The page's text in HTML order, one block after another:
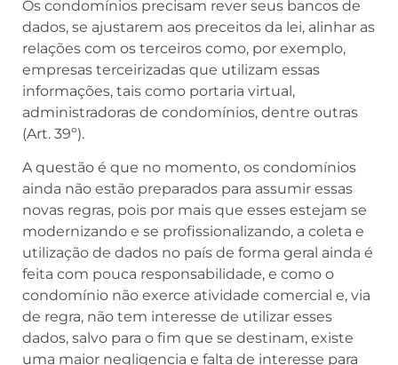
Os condomínios precisam rever seus bancos de
dados, se ajustarem aos preceitos da lei, alinhar as
relações com os terceiros como, por exemplo,
empresas terceirizadas que utilizam essas
informações, tais como portaria virtual,
administradoras de condomínios, dentre outras
(Art. 39º).
A questão é que no momento, os condomínios
ainda não estão preparados para assumir essas
novas regras, pois por mais que esses estejam se
modernizando e se profissionalizando, a coleta e
utilização de dados no país de forma geral ainda é
feita com pouca responsabilidade, e como o
condomínio não exerce atividade comercial e, via
de regra, não tem interesse de utilizar esses
dados, salvo para o fim que se destinam, existe
uma maior negligencia e falta de interesse para